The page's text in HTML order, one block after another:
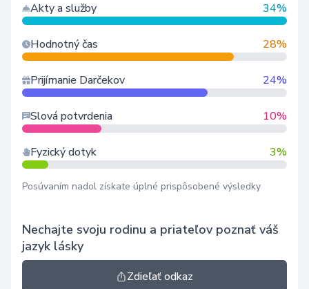
Akty a služby
34%
Hodnotný čas 28%
Prijímanie Darčekov 24%
Slová potvrdenia 10%
Fyzický dotyk 3%
Posúvaním nadol získate úplné prispôsobené výsledky
Nechajte svoju rodinu a priateľov poznať váš
jazyk lásky
Zdieľať odkaz